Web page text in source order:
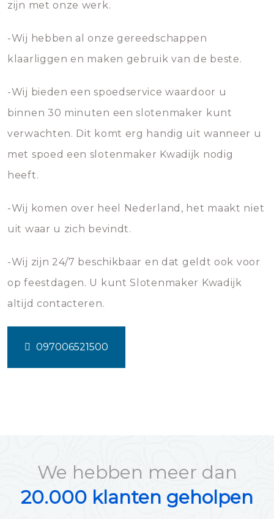
zijn met onze werk.
-Wij hebben al onze gereedschappen
klaarliggen en maken gebruik van de beste.
-Wij bieden een spoedservice waardoor u
binnen 30 minuten een slotenmaker kunt
verwachten. Dit komt erg handig uit wanneer u
met spoed een slotenmaker Kwadijk nodig
heeft.
-Wij komen over heel Nederland, het maakt niet
uit waar u zich bevindt.
-Wij zijn 24/7 beschikbaar en dat geldt ook voor
op feestdagen. U kunt Slotenmaker Kwadijk
altijd contacteren.
097006521500
We hebben meer dan
20.000 klanten geholpen